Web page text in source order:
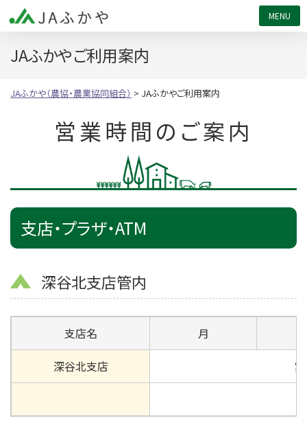
JAふかやご利用案内
JAふかや（農協・農業協同組合） > JAふかやご利用案内
営業時間のご案内
支店・プラザ・ATM
深谷北支店管内
支店名 月
深谷北支店